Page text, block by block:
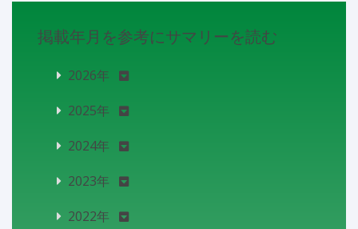
掲載年月を参考にサマリーを読む
2026年
2025年
2024年
2023年
2022年